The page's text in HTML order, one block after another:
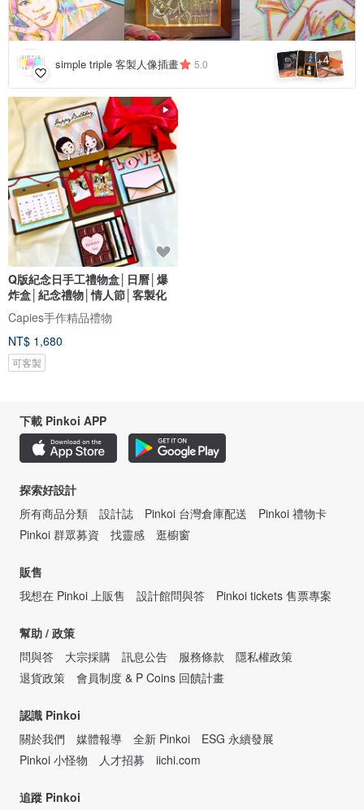
simple triple 客製人像插畫 5.0 +4
Q版紀念日手工禮物盒│日曆│爆
炸盒│紀念禮物│情人節│客製化
Capies手作精品禮物
NT$ 1,680
可客製
下載 Pinkoi APP
探索好設計
所有商品分類
設計誌 Pinkoi 台灣倉庫配送
Pinkoi 禮物卡
Pinkoi 群眾募資
找靈感 逛櫥窗
販售
我想在 Pinkoi 上販售
設計館問與答 Pinkoi tickets 售票專案
幫助 / 政策
問與答
大宗採購 訊息公告 服務條款
隱私權政策
退貨政策
會員制度 & P Coins 回饋計畫
認識 Pinkoi
關於我們
媒體報導 全新 Pinkoi
ESG 永續發展
Pinkoi 小怪物
人才招募 iichi.com
追蹤 Pinkoi